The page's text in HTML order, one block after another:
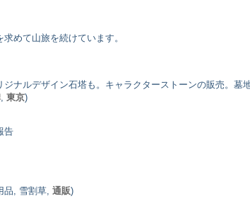
めて山旅を続けています。
ナルデザイン石塔も。キャラクターストーンの販売。墓
東京)
告
品, 雪割草, 通販)